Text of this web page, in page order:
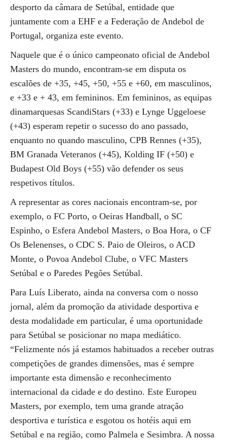
desporto da câmara de Setúbal, entidade que
juntamente com a EHF e a Federação de Andebol de
Portugal, organiza este evento.
Naquele que é o único campeonato oficial de Andebol
Masters do mundo, encontram-se em disputa os
escalões de +35, +45, +50, +55 e +60, em masculinos,
e +33 e + 43, em femininos. Em femininos, as equipas
dinamarquesas ScandiStars (+33) e Lynge Uggeloese
(+43) esperam repetir o sucesso do ano passado,
enquanto no quando masculino, CPB Rennes (+35),
BM Granada Veteranos (+45), Kolding IF (+50) e
Budapest Old Boys (+55) vão defender os seus
respetivos títulos.
A representar as cores nacionais encontram-se, por
exemplo, o FC Porto, o Oeiras Handball, o SC
Espinho, o Esfera Andebol Masters, o Boa Hora, o CF
Os Belenenses, o CDC S. Paio de Oleiros, o ACD
Monte, o Povoa Andebol Clube, o VFC Masters
Setúbal e o Paredes Pegões Setúbal.
Para Luís Liberato, ainda na conversa com o nosso
jornal, além da promoção da atividade desportiva e
desta modalidade em particular, é uma oportunidade
para Setúbal se posicionar no mapa mediático.
“Felizmente nós já estamos habituados a receber outras
competições de grandes dimensões, mas é sempre
importante esta dimensão e reconhecimento
internacional da cidade e do destino. Este Europeu
Masters, por exemplo, tem uma grande atração
desportiva e turística e esgotou os hotéis aqui em
Setúbal e na região, como Palmela e Sesimbra. A nossa